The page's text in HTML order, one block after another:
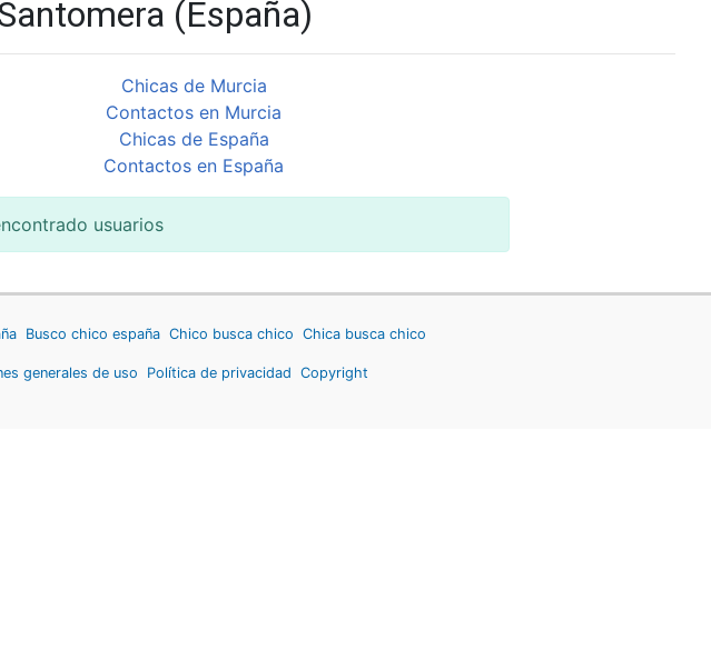
(España)
Chicas de Murcia
Contactos en Murcia
Chicas de España
Contactos en España
usuarios
Busco chico españa Chico busca chico Chica busca chico
generales de uso Política de privacidad Copyright